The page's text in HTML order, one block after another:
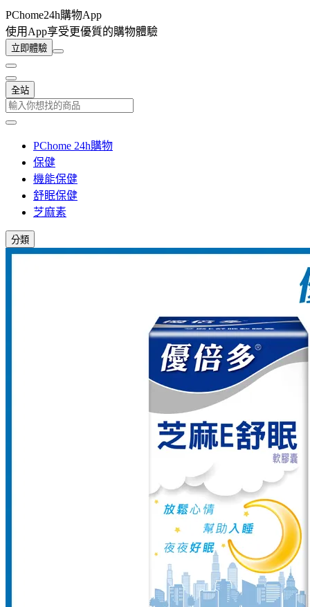
PChome24h購物App
使用App享受更優質的購物體驗
立即體驗
全站
PChome 24h購物
保健
機能保健
舒眠保健
芝麻素
分類